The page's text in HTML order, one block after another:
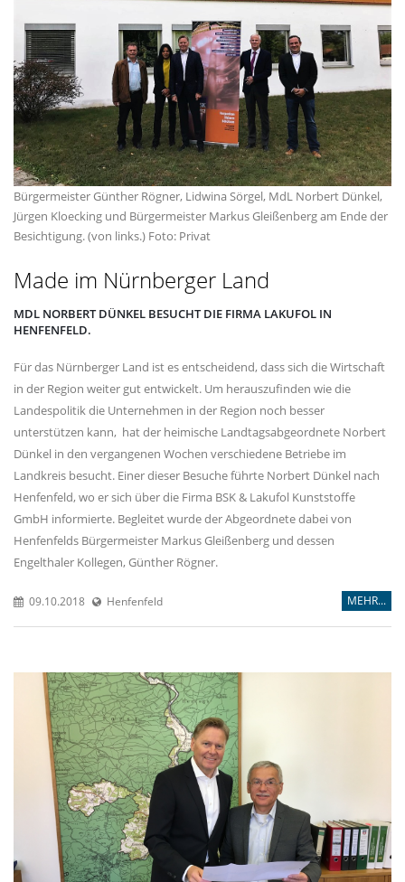
Bürgermeister Günther Rögner, Lidwina Sörgel, MdL Norbert Dünkel,
Jürgen Kloecking und Bürgermeister Markus Gleißenberg am Ende der
Besichtigung. (von links.) Foto: Privat
Made im Nürnberger Land
MDL NORBERT DÜNKEL BESUCHT DIE FIRMA LAKUFOL IN
HENFENFELD.
Für das Nürnberger Land ist es entscheidend, dass sich die Wirtschaft
in der Region weiter gut entwickelt. Um herauszufinden wie die
Landespolitik die Unternehmen in der Region noch besser
unterstützen kann, hat der heimische Landtagsabgeordnete Norbert
Dünkel in den vergangenen Wochen verschiedene Betriebe im
Landkreis besucht. Einer dieser Besuche führte Norbert Dünkel nach
Henfenfeld, wo er sich über die Firma BSK & Lakufol Kunststoffe
GmbH informierte. Begleitet wurde der Abgeordnete dabei von
Henfenfelds Bürgermeister Markus Gleißenberg und dessen
Engelthaler Kollegen, Günther Rögner.
09.10.2018 Henfenfeld MEHR...